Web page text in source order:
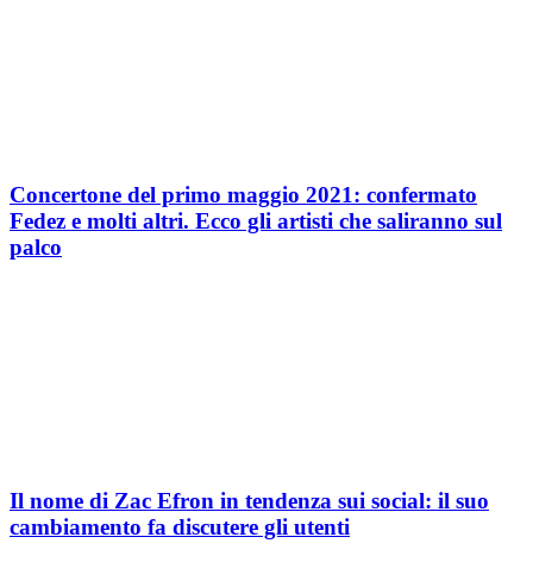
Concertone del primo maggio 2021: confermato
Fedez e molti altri. Ecco gli artisti che saliranno sul
palco
Il nome di Zac Efron in tendenza sui social: il suo
cambiamento fa discutere gli utenti